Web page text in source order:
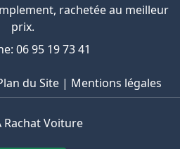
rachetée au meilleur
prix.
06 95 19 73 41
du Site | Mentions légales
Rachat Voiture